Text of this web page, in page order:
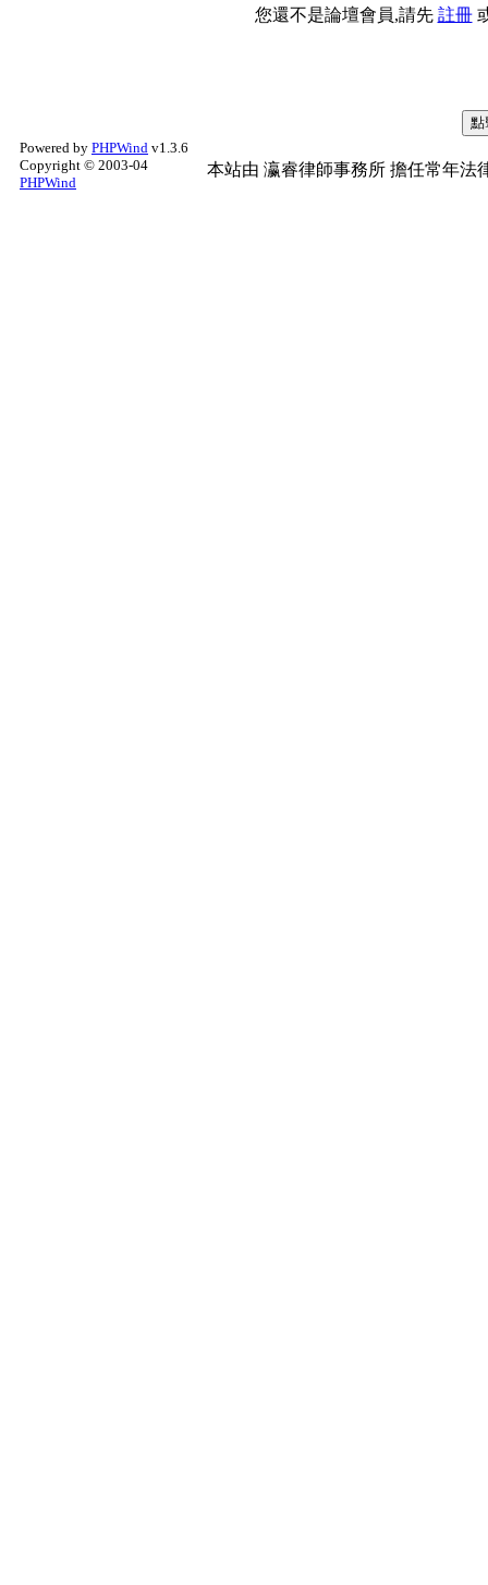
您還不是論壇會員,請先 註冊
Powered by PHPWind v1.3.6
Copyright © 2003-04
PHPWind
本站由 瀛睿律師事務所 擔任常年法